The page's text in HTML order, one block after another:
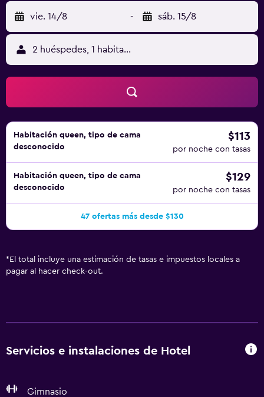
Lancaster ofrece acceso a Internet wifi gratis. Los
servicios para las personas de negocios incluyen
escritorio y sillas de oficina; se ofrecen llamadas locales
gratuitas (pueden existir restricciones). Es posible solicitar
microondas y frigorífico. Se ofrece servicio nocturno de
descubierta y servicio de limpieza todos los días. Los
servicios de ocio y esparcimiento en este hotel incluyen
gimnasio abierto las 24 horas y bicicletas gratuitas.
vie. 14/8 - sáb. 15/8
2 huéspedes, 1 habitación
Habitación queen, tipo de cama
desconocido
$113
por noche con tasas
Habitación queen, tipo de cama
desconocido
$129
por noche con tasas
47 ofertas más desde $130
* El total incluye una estimación de tasas e impuestos locales a
pagar al hacer check-out.
Servicios e instalaciones de Hotel
Gimnasio